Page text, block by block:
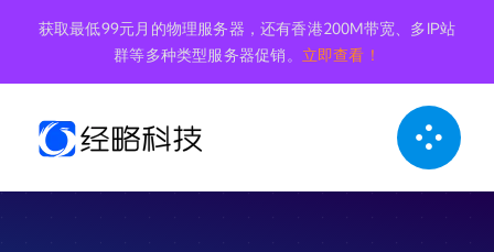
内
获取最低99元月的物理服务器，还有香港200M带宽、多IP站
群等多种类型服务器促销。 立即查看！